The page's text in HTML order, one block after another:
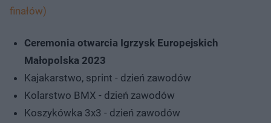
finałów)
Ceremonia otwarcia Igrzysk Europejskich
Małopolska 2023
Kajakarstwo, sprint - dzień zawodów
Kolarstwo BMX - dzień zawodów
Koszykówka 3x3 - dzień zawodów